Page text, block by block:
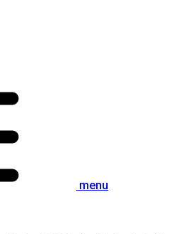
menu